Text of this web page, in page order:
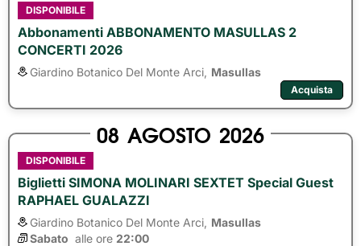
DISPONIBILE
Abbonamenti ABBONAMENTO MASULLAS 2
CONCERTI 2026
Giardino Botanico Del Monte Arci, Masullas
Acquista
08 AGOSTO 2026
DISPONIBILE
Biglietti SIMONA MOLINARI SEXTET Special Guest
RAPHAEL GUALAZZI
Giardino Botanico Del Monte Arci, Masullas
Sabato alle ore 22:00